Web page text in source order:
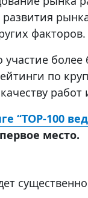
факторов.
участие
по
работ
“TOP-100
место.